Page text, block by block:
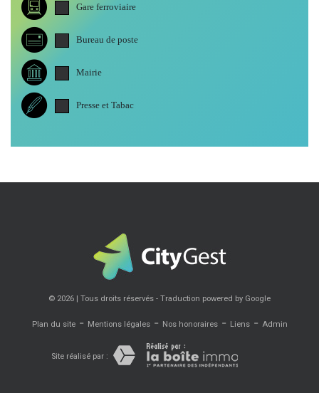
Gare ferroviaire
Bureau de poste
Mairie
Presse et Tabac
© 2026 | Tous droits réservés - Traduction powered by Google
Plan du site- Mentions légales- Nos honoraires- Liens- Admin
Site réalisé par :